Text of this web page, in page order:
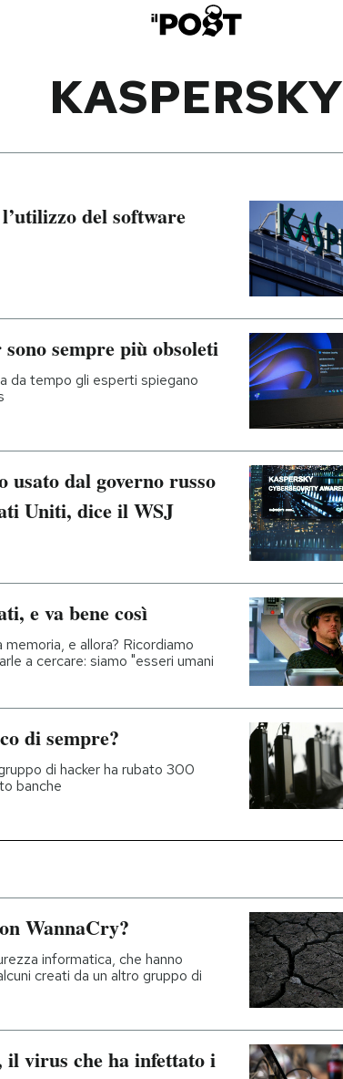
KASPERSKY
del software
sempre più obsoleti
da tempo gli esperti spiegano
usato dal governo russo
Uniti, dice il WSJ
e va bene così
e allora? Ricordiamo
a cercare: siamo "esseri umani
di sempre?
di hacker ha rubato 300
banche
WannaCry?
informatica, che hanno
creati da un altro gruppo di
il virus che ha infettato i